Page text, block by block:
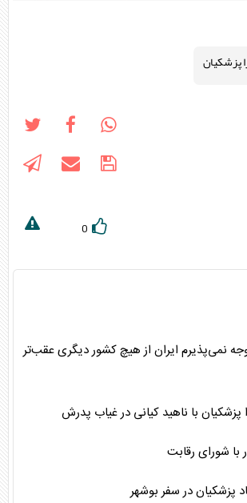
پزشکیان
0
نمی‌پذیرم ایران از هیچ کشور دیگری عقب‌تر
پزشکیان با ناهید کیانی در غیاب پدرش
شورای رقابت
پزشکیان در سفر بوشهر